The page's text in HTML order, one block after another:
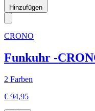
Hinzufügen
CRONO
Funkuhr -
2 Farben
€ 94,95